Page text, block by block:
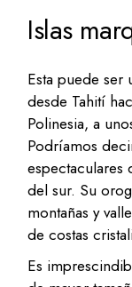
Islas
Esta puede ser
desde Tahití
Polinesia, a
Podríamos
espectaculares
del sur. Su
montañas y
de costas
Es